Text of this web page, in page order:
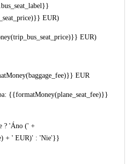
EUR)
EUR)
EUR
{{formatMoney(plane_seat_fee)}}
? 'Áno (' +
+ ' EUR)' : 'Nie'}}